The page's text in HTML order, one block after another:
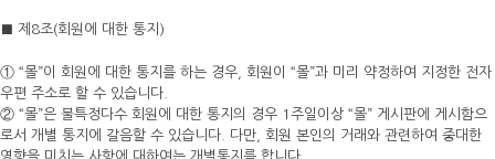
■ 제8조(회원에 대한 통지)
① “몰”이 회원에 대한 통지를 하는 경우, 회원이 “몰”과 미리 약정하여 지정한 전자
우편 주소로 할 수 있습니다.
② “몰”은 불특정다수 회원에 대한 통지의 경우 1주일이상 “몰” 게시판에 게시함으
로서 개별 통지에 갈음할 수 있습니다. 다만, 회원 본인의 거래와 관련하여 중대한